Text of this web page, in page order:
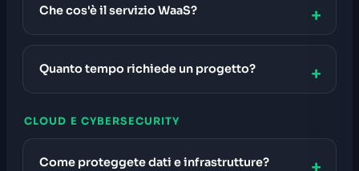
Che cos'è il servizio WaaS?
Quanto tempo richiede un progetto?
CLOUD E CYBERSECURITY
Come proteggete dati e infrastrutture?